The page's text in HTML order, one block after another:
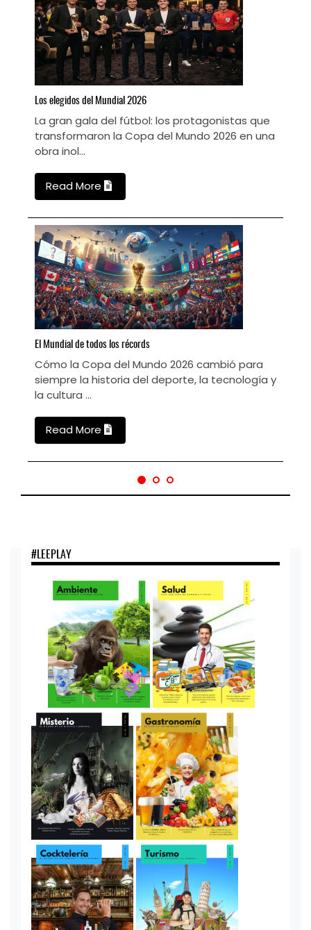
Los elegidos del Mundial 2026
La gran gala del fútbol: los protagonistas que
transformaron la Copa del Mundo 2026 en una
obra inol...
Read More
El Mundial de todos los récords
Cómo la Copa del Mundo 2026 cambió para
siempre la historia del deporte, la tecnología y
la cultura ...
Read More
#LEEPLAY